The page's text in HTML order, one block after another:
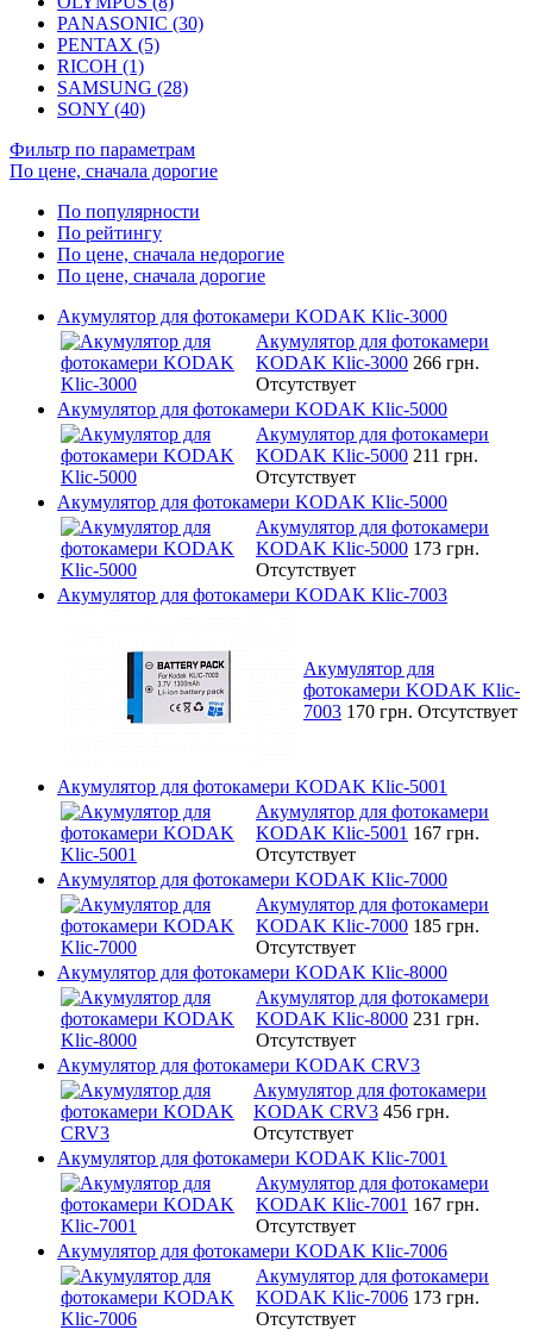
PANASONIC (30)
PENTAX (5)
RICOH (1)
SAMSUNG (28)
SONY (40)
Фильтр по параметрам
По цене, сначала дорогие
По популярности
По рейтингу
По цене, сначала недорогие
По цене, сначала дорогие
Акумулятор для фотокамери KODAK Klic-3000
Акумулятор для фотокамери
KODAK Klic-3000 266 грн.
Отсутствует
Акумулятор для фотокамери KODAK Klic-5000
Акумулятор для фотокамери
KODAK Klic-5000 211 грн.
Отсутствует
Акумулятор для фотокамери KODAK Klic-5000
Акумулятор для фотокамери
KODAK Klic-5000 173 грн.
Отсутствует
Акумулятор для фотокамери KODAK Klic-7003
Акумулятор для
фотокамери KODAK Klic-
7003 170 грн. Отсутствует
Акумулятор для фотокамери KODAK Klic-5001
Акумулятор для фотокамери
KODAK Klic-5001 167 грн.
Отсутствует
Акумулятор для фотокамери KODAK Klic-7000
Акумулятор для фотокамери
KODAK Klic-7000 185 грн.
Отсутствует
Акумулятор для фотокамери KODAK Klic-8000
Акумулятор для фотокамери
KODAK Klic-8000 231 грн.
Отсутствует
Акумулятор для фотокамери KODAK CRV3
Акумулятор для фотокамери
KODAK CRV3 456 грн.
Отсутствует
Акумулятор для фотокамери KODAK Klic-7001
Акумулятор для фотокамери
KODAK Klic-7001 167 грн.
Отсутствует
Акумулятор для фотокамери KODAK Klic-7006
Акумулятор для фотокамери
KODAK Klic-7006 173 грн.
Отсутствует